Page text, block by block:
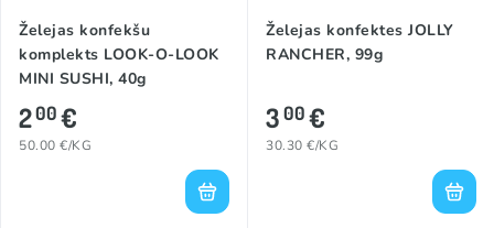
Želejas konfekšu
komplekts LOOK-O-LOOK
MINI SUSHI, 40g
200€
50.00 €/KG
Želejas konfektes JOLLY
RANCHER, 99g
300€
30.30 €/KG